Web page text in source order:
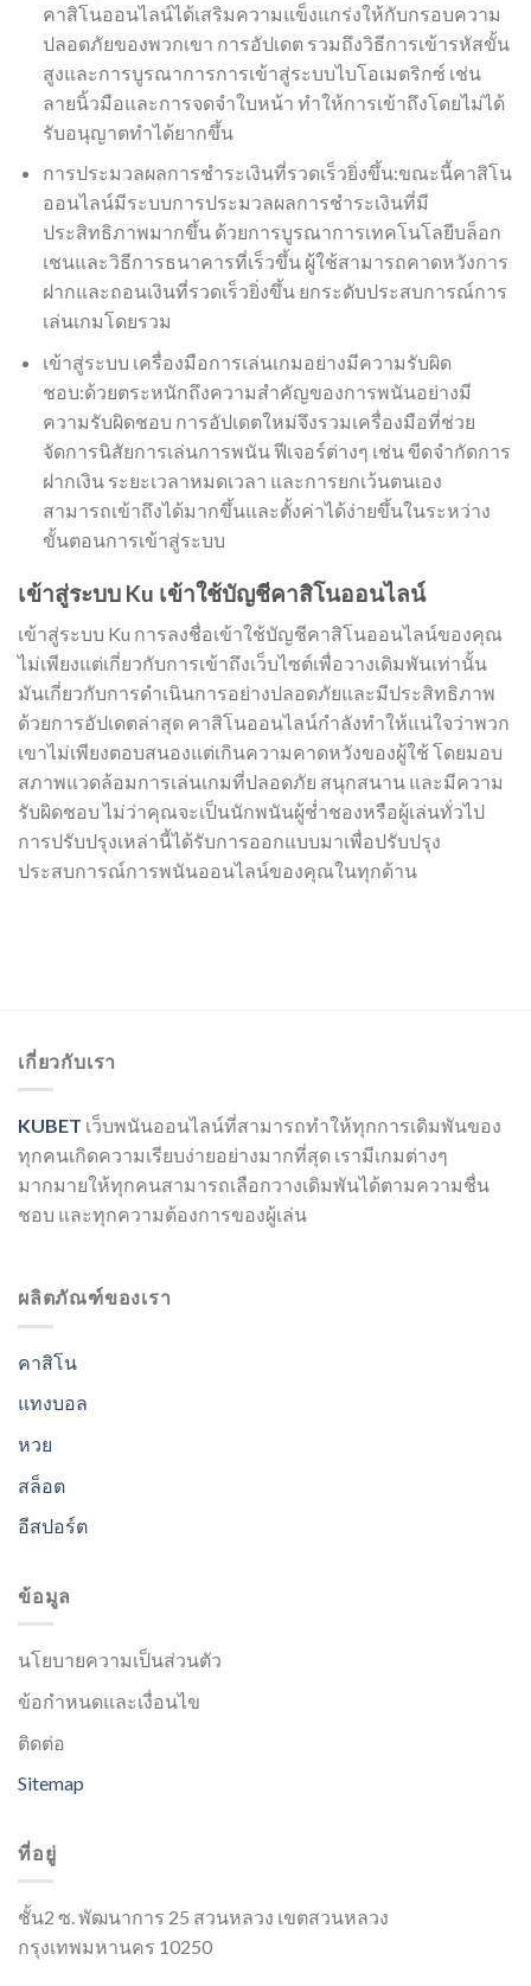
คาสิโนออนไลน์ได้เสริมความแข็งแกร่งให้กับกรอบความ
ปลอดภัยของพวกเขา การอัปเดต รวมถึงวิธีการเข้ารหัสขั้น
สูงและการบูรณาการการเข้าสู่ระบบไบโอเมตริกซ์ เช่น
ลายนิ้วมือและการจดจำใบหน้า ทำให้การเข้าถึงโดยไม่ได้
รับอนุญาตทำได้ยากขึ้น
การประมวลผลการชำระเงินที่รวดเร็วยิ่งขึ้น:ขณะนี้คาสิโน
ออนไลน์มีระบบการประมวลผลการชำระเงินที่มี
ประสิทธิภาพมากขึ้น ด้วยการบูรณาการเทคโนโลยีบล็อก
เชนและวิธีการธนาคารที่เร็วขึ้น ผู้ใช้สามารถคาดหวังการ
ฝากและถอนเงินที่รวดเร็วยิ่งขึ้น ยกระดับประสบการณ์การ
เล่นเกมโดยรวม
เข้าสู่ระบบ เครื่องมือการเล่นเกมอย่างมีความรับผิด
ชอบ:ด้วยตระหนักถึงความสำคัญของการพนันอย่างมี
ความรับผิดชอบ การอัปเดตใหม่จึงรวมเครื่องมือที่ช่วย
จัดการนิสัยการเล่นการพนัน ฟีเจอร์ต่างๆ เช่น ขีดจำกัดการ
ฝากเงิน ระยะเวลาหมดเวลา และการยกเว้นตนเอง
สามารถเข้าถึงได้มากขึ้นและตั้งค่าได้ง่ายขึ้นในระหว่าง
ขั้นตอนการเข้าสู่ระบบ
เข้าสู่ระบบ Ku เข้าใช้บัญชีคาสิโนออนไลน์
เข้าสู่ระบบ Ku การลงชื่อเข้าใช้บัญชีคาสิโนออนไลน์ของคุณ
ไม่เพียงแต่เกี่ยวกับการเข้าถึงเว็บไซต์เพื่อวางเดิมพันเท่านั้น
มันเกี่ยวกับการดำเนินการอย่างปลอดภัยและมีประสิทธิภาพ
ด้วยการอัปเดตล่าสุด คาสิโนออนไลน์กำลังทำให้แน่ใจว่าพวก
เขาไม่เพียงตอบสนองแต่เกินความคาดหวังของผู้ใช้ โดยมอบ
สภาพแวดล้อมการเล่นเกมที่ปลอดภัย สนุกสนาน และมีความ
รับผิดชอบ ไม่ว่าคุณจะเป็นนักพนันผู้ช่ำชองหรือผู้เล่นทั่วไป
การปรับปรุงเหล่านี้ได้รับการออกแบบมาเพื่อปรับปรุง
ประสบการณ์การพนันออนไลน์ของคุณในทุกด้าน
เกี่ยวกับเรา
KUBET เว็บพนันออนไลน์ที่สามารถทำให้ทุกการเดิมพันของ
ทุกคนเกิดความเรียบง่ายอย่างมากที่สุด เรามีเกมต่างๆ
มากมายให้ทุกคนสามารถเลือกวางเดิมพันได้ตามความชื่น
ชอบ และทุกความต้องการของผู้เล่น
ผลิตภัณฑ์ของเรา
คาสิโน
แทงบอล
หวย
สล็อต
อีสปอร์ต
ข้อมูล
นโยบายความเป็นส่วนตัว
ข้อกำหนดและเงื่อนไข
ติดต่อ
Sitemap
ที่อยู่
ชั้น2 ซ. พัฒนาการ 25 สวนหลวง เขตสวนหลวง
กรุงเทพมหานคร 10250